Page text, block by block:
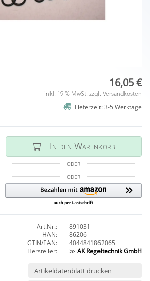
16,05 €
inkl. 19 % MwSt. zzgl. Versandkosten
Lieferzeit: 3-5 Werktage
In den Warenkorb
ODER
ODER
Art.Nr.:
891031
HAN:
86206
GTIN/EAN:
4044841862065
Hersteller:
≫ AK Regeltechnik GmbH
Artikeldatenblatt drucken